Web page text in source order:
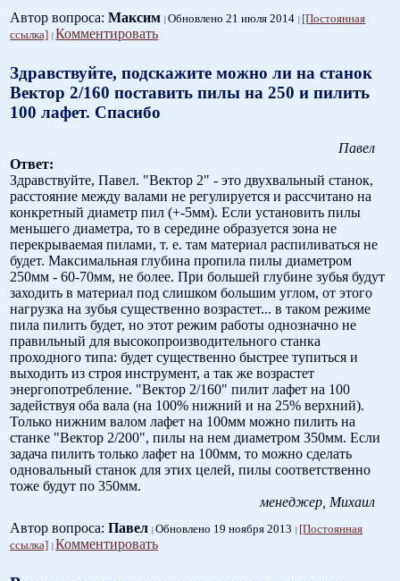
Автор вопроса:Максим Обновлено 21 июля 2014 [Постоянная
ссылка] Комментировать
Здравствуйте, подскажите можно ли на станок
Вектор 2/160 поставить пилы на 250 и пилить
100 лафет. Спасибо
Павел
Ответ:
Здравствуйте, Павел. "Вектор 2" - это двухвальный станок,
расстояние между валами не регулируется и рассчитано на
конкретный диаметр пил (+-5мм). Если установить пилы
меньшего диаметра, то в середине образуется зона не
перекрываемая пилами, т. е. там материал распиливаться не
будет. Максимальная глубина пропила пилы диаметром
250мм - 60-70мм, не более. При большей глубине зубья будут
заходить в материал под слишком большим углом, от этого
нагрузка на зубья существенно возрастет... в таком режиме
пила пилить будет, но этот режим работы однозначно не
правильный для высокопроизводительного станка
проходного типа: будет существенно быстрее тупиться и
выходить из строя инструмент, а так же возрастет
энергопотребление. "Вектор 2/160" пилит лафет на 100
задействуя оба вала (на 100% нижний и на 25% верхний).
Только нижним валом лафет на 100мм можно пилить на
станке "Вектор 2/200", пилы на нем диаметром 350мм. Если
задача пилить только лафет на 100мм, то можно сделать
одновальный станок для этих целей, пилы соответственно
тоже будут по 350мм.
менеджер, Михаил
Автор вопроса:Павел Обновлено 19 ноября 2013
[Постоянная
ссылка] Комментировать